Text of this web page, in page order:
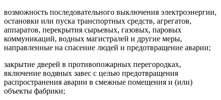
возможность последовательного выключения электроэнергии,
остановки или пуска транспортных средств, агрегатов,
аппаратов, перекрытия сырьевых, газовых, паровых
коммуникаций, водных магистралей и другие меры,
направленные на спасение людей и предотвращение аварии;
закрытие дверей в противопожарных перегородках,
включение водяных завес с целью предотвращения
распространения аварии в смежные помещения и (или)
объекты фабрики;